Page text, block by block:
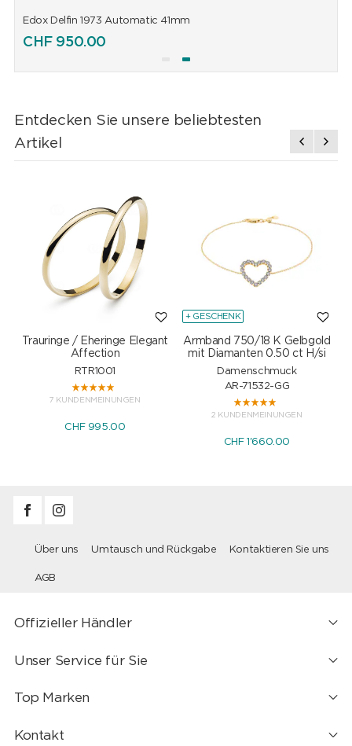
Edox Delfin 1973 Automatic 41mm
CHF950.00
Entdecken Sie unsere beliebtesten
Artikel
Trauringe / Eheringe Elegant
Affection
RTR1001
7 KUNDENMEINUNGEN
CHF 995.00
+ GESCHENK
Armband 750/18 K Gelbgold
mit Diamanten 0.50 ct H/si
Damenschmuck
AR-71532-GG
2 KUNDENMEINUNGEN
CHF 1'660.00
Über uns Umtausch und Rückgabe Kontaktieren Sie uns
AGB
Offizieller Händler
Unser Service für Sie
Top Marken
Kontakt